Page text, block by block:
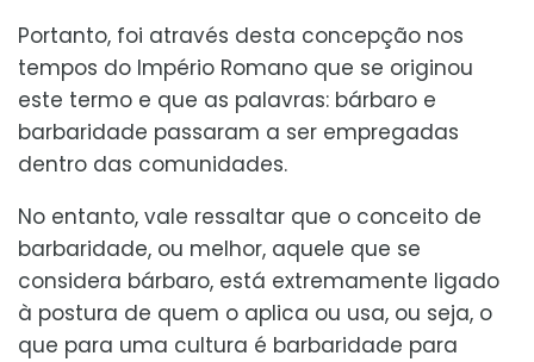
Portanto, foi através desta concepção nos
tempos do Império Romano que se originou
este termo e que as palavras: bárbaro e
barbaridade passaram a ser empregadas
dentro das comunidades.
No entanto, vale ressaltar que o conceito de
barbaridade, ou melhor, aquele que se
considera bárbaro, está extremamente ligado
à postura de quem o aplica ou usa, ou seja, o
que para uma cultura é barbaridade para